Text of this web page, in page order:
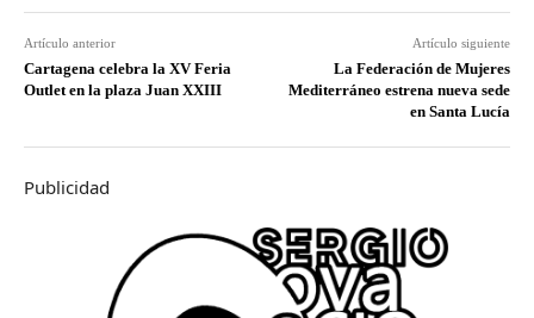
Artículo anterior
Cartagena celebra la XV Feria
Outlet en la plaza Juan XXIII
Artículo siguiente
La Federación de Mujeres
Mediterráneo estrena nueva sede
en Santa Lucía
Publicidad